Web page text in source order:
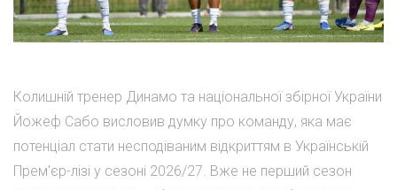
Колишній тренер Динамо та національної збірної України
Йожеф Сабо висловив думку про команду, яка має
потенціал стати несподіваним відкриттям в Українській
Прем'єр-лізі у сезоні 2026/27. Вже не перший сезон